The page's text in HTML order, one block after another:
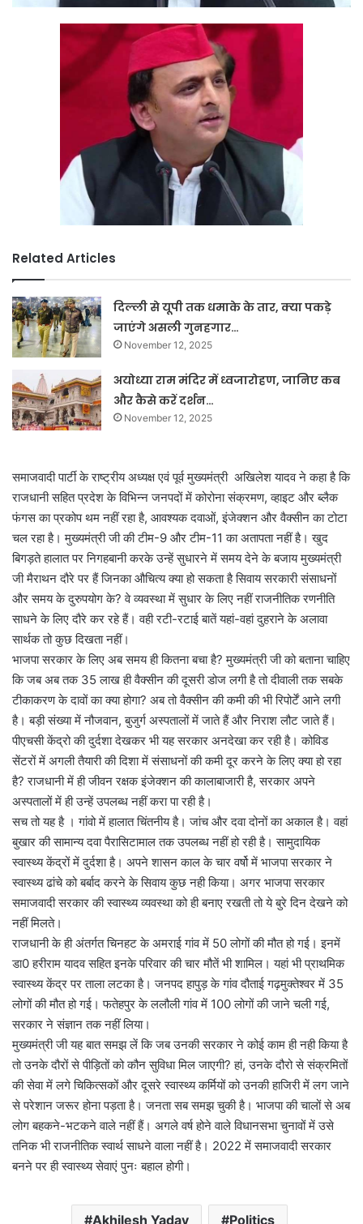
Related Articles
दिल्ली से यूपी तक धमाके के तार, क्या पकड़े
जाएंगे असली गुनहगार…
November 12, 2025
अयोध्या राम मंदिर में ध्वजारोहण, जानिए कब
और कैसे करें दर्शन…
November 12, 2025
समाजवादी पार्टी के राष्ट्रीय अध्यक्ष एवं पूर्व मुख्यमंत्री अखिलेश यादव ने कहा है कि
राजधानी सहित प्रदेश के विभिन्न जनपदों में कोरोना संक्रमण, व्हाइट और ब्लैक
फंगस का प्रकोप थम नहीं रहा है, आवश्यक दवाओं, इंजेक्शन और वैक्सीन का टोटा
चल रहा है। मुख्यमंत्री जी की टीम-9 और टीम-11 का अतापता नहीं है। खुद
बिगड़ते हालात पर निगहबानी करके उन्हें सुधारने में समय देने के बजाय मुख्यमंत्री
जी मैराथन दौरे पर हैं जिनका औचित्य क्या हो सकता है सिवाय सरकारी संसाधनों
और समय के दुरुपयोग के? वे व्यवस्था में सुधार के लिए नहीं राजनीतिक रणनीति
साधने के लिए दौरे कर रहे हैं। वही रटी-रटाई बातें यहां-वहां दुहराने के अलावा
सार्थक तो कुछ दिखता नहीं।
भाजपा सरकार के लिए अब समय ही कितना बचा है? मुख्यमंत्री जी को बताना चाहिए
कि जब अब तक 35 लाख ही वैक्सीन की दूसरी डोज लगी है तो दीवाली तक सबके
टीकाकरण के दावों का क्या होगा? अब तो वैक्सीन की कमी की भी रिपोर्टें आने लगी
है। बड़ी संख्या में नौजवान, बुजुर्ग अस्पतालों में जाते हैं और निराश लौट जाते हैं।
पीएचसी केंद्रो की दुर्दशा देखकर भी यह सरकार अनदेखा कर रही है। कोविड
सेंटरों में अगली तैयारी की दिशा में संसाधनों की कमी दूर करने के लिए क्या हो रहा
है? राजधानी में ही जीवन रक्षक इंजेक्शन की कालाबाजारी है, सरकार अपने
अस्पतालों में ही उन्हें उपलब्ध नहीं करा पा रही है।
सच तो यह है । गांवो में हालात चिंतनीय है। जांच और दवा दोनों का अकाल है। वहां
बुखार की सामान्य दवा पैरासिटामाल तक उपलब्ध नहीं हो रही है। सामुदायिक
स्वास्थ्य केंद्रों में दुर्दशा है। अपने शासन काल के चार वर्षो में भाजपा सरकार ने
स्वास्थ्य ढांचे को बर्बाद करने के सिवाय कुछ नही किया। अगर भाजपा सरकार
समाजवादी सरकार की स्वास्थ्य व्यवस्था को ही बनाए रखती तो ये बुरे दिन देखने को
नहीं मिलते।
राजधानी के ही अंतर्गत चिनहट के अमराई गांव में 50 लोगों की मौत हो गई। इनमें
डा0 हरीराम यादव सहित इनके परिवार की चार मौतें भी शामिल। यहां भी प्राथमिक
स्वास्थ्य केंद्र पर ताला लटका है। जनपद हापुड़ के गांव दौताई गढ़मुक्तेश्वर में 35
लोगों की मौत हो गई। फतेहपुर के ललौली गांव में 100 लोगों की जाने चली गई,
सरकार ने संज्ञान तक नहीं लिया।
मुख्यमंत्री जी यह बात समझ लें कि जब उनकी सरकार ने कोई काम ही नही किया है
तो उनके दौरों से पीड़ितों को कौन सुविधा मिल जाएगी? हां, उनके दौरो से संक्रमितों
की सेवा में लगे चिकित्सकों और दूसरे स्वास्थ्य कर्मियों को उनकी हाजिरी में लग जाने
से परेशान जरूर होना पड़ता है। जनता सब समझ चुकी है। भाजपा की चालों से अब
लोग बहकने-भटकने वाले नहीं हैं। अगले वर्ष होने वाले विधानसभा चुनावों में उसे
तनिक भी राजनीतिक स्वार्थ साधने वाला नहीं है। 2022 में समाजवादी सरकार
बनने पर ही स्वास्थ्य सेवाएं पुनः बहाल होगी।
Akhilesh Yadav Politics